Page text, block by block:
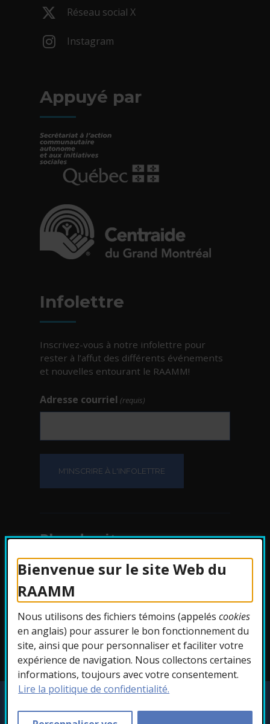
Bienvenue sur le site Web du
RAAMM
Nous utilisons des fichiers témoins (appeléscookies
en anglais) pour assurer le bon fonctionnement du
site, ainsi que pour personnaliser et faciliter votre
expérience de navigation. Nous collectons certaines
informations, toujours avec votre consentement.
Lire la politique de confidentialité.
Réseau social X
Instagram
Appuyé par
Infolettre
Inscrivez-vous à notre infolettre pour
rester à l’affut des différents événements
et nouvelles entourant le RAAMM!
Adresse courriel (requis)
Plan du site
Protection des
renseignements
Accessibilité
réservés.